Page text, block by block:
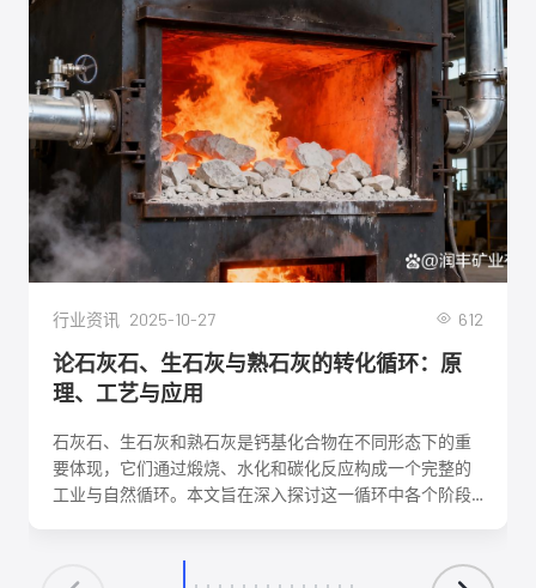
行业资讯 2025-10-27 612
论石灰石、生石灰与熟石灰的转化循环：原
理、工艺与应用
石灰石、生石灰和熟石灰是钙基化合物在不同形态下的重
要体现，它们通过煅烧、水化和碳化反应构成一个完整的
工业与自然循环。本文旨在深入探讨这一循环中各个阶段
优化生产工艺、降低能耗、实现资源可持续利用具有重要